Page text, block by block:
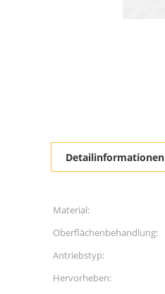
Detailinformationen
Material:
Oberflächenbehandlung:
Antriebstyp:
Hervorheben: